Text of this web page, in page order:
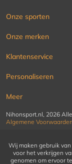
Onze sporten
Onze merken
Klantenservice
Personaliseren
Meer
Nihonsport.nl, 2026
Algemene Voorwaarden
Wij maken gebruik
voor het verkrijgen
genomen om ervoor